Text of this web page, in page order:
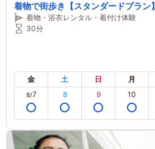
着物で街歩き【スタンダードプラン】
着物・浴衣レンタル・着付け体験
30分
金 土 日 月
8/7 8 9 10